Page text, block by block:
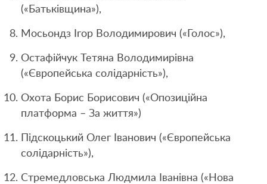
(«Батьківщина»),
Мосьондз Ігор Володимирович («Голос»),
Остафійчук Тетяна Володимирівна
(«Європейська солідарність»),
Охота Борис Борисович («Опозиційна
платформа – За життя»)
Підскоцький Олег Іванович («Європейська
солідарність»),
Стремедловська Людмила Іванівна («Нова